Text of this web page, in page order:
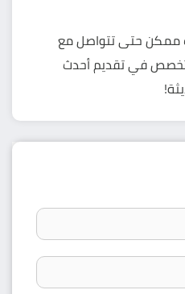
ممكن حتى تتواصل مع
في تقديم أحدث